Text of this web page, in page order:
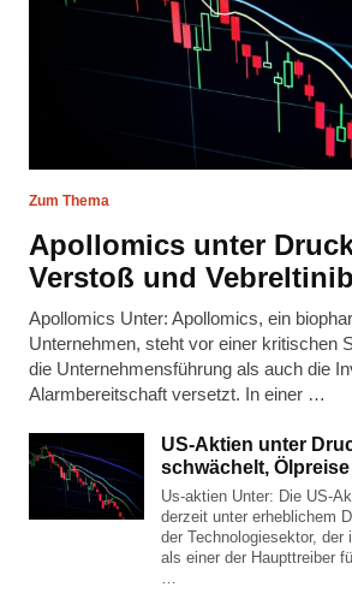
Zum Thema
Apollomics unter
Verstoß und
Apollomics Unter: Apollomics, ein
Unternehmen, steht vor einer kritischen
die Unternehmensführung als auch die
Alarmbereitschaft versetzt. In einer …
US-Aktien unter
schwächelt,
Us-aktien Unter: Die US-
derzeit unter erheblichem
der Technologiesektor, der
als einer der Haupttreiber
…